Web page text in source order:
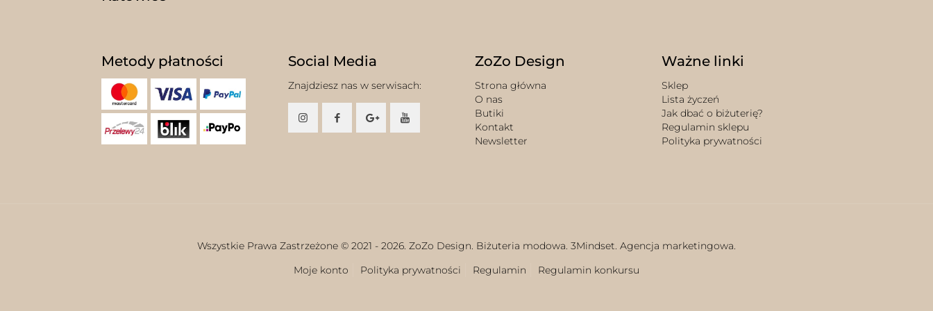
Metody płatności Social Media
Znajdziesz nas w serwisach:
ZoZo Design
Strona główna
O nas
Butiki
Kontakt
Newsletter
Ważne linki
Sklep
Lista życzeń
Jak dbać o biżuterię?
Regulamin sklepu
Polityka prywatności
Wszystkie Prawa Zastrzeżone © 2021 - 2026. ZoZo Design. Biżuteria modowa. 3Mindset. Agencja marketingowa.
Moje konto
Polityka prywatności Regulamin Regulamin konkursu